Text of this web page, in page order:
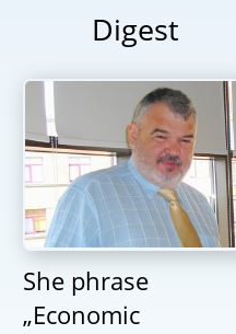
Digest
She phrase
„Economic